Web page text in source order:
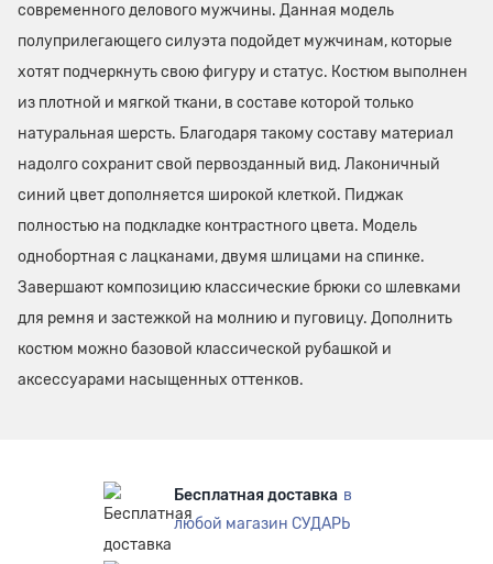
современного делового мужчины. Данная модель
полуприлегающего силуэта подойдет мужчинам, которые
хотят подчеркнуть свою фигуру и статус. Костюм выполнен
из плотной и мягкой ткани, в составе которой только
натуральная шерсть. Благодаря такому составу материал
надолго сохранит свой первозданный вид. Лаконичный
синий цвет дополняется широкой клеткой. Пиджак
полностью на подкладке контрастного цвета. Модель
однобортная с лацканами, двумя шлицами на спинке.
Завершают композицию классические брюки со шлевками
для ремня и застежкой на молнию и пуговицу. Дополнить
костюм можно базовой классической рубашкой и
аксессуарами насыщенных оттенков.
Бесплатная доставка в
любой магазин СУДАРЬ